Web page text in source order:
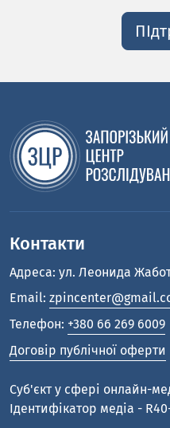
Контакти
Адреса: ул. Леонида
Email:
Телефон: +380 66 269 6009
Договір публічної оферти
Cуб'єкт у сфері онлайн-
Ідентифікатор медіа -